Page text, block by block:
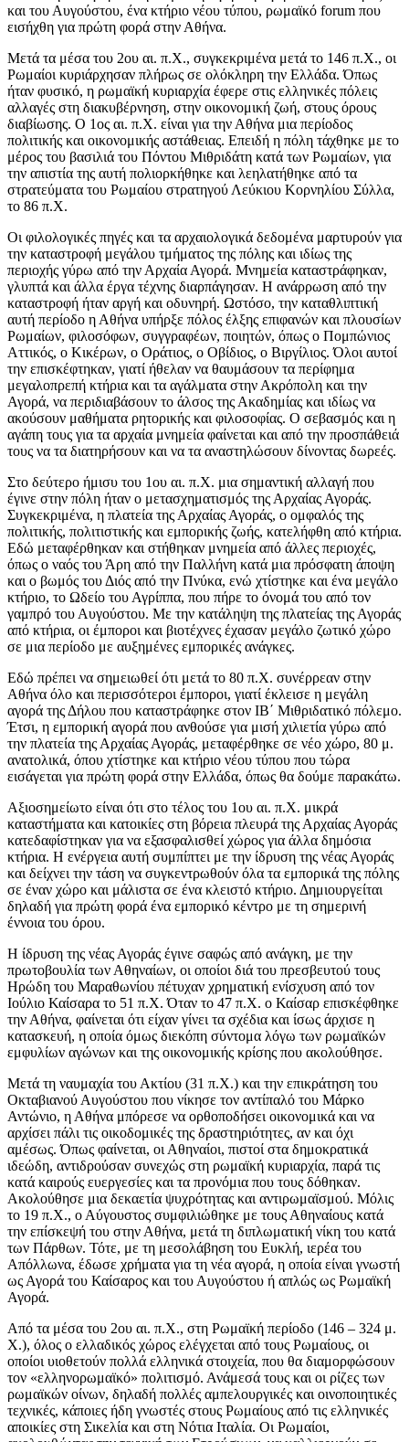
και του Αυγούστου, ένα κτήριο νέου τύπου, ρωμαϊκό forum που
εισήχθη για πρώτη φορά στην Αθήνα.
Μετά τα μέσα του 2ου αι. π.Χ., συγκεκριμένα μετά το 146 π.Χ., οι
Ρωμαίοι κυριάρχησαν πλήρως σε ολόκληρη την Ελλάδα. Όπως
ήταν φυσικό, η ρωμαϊκή κυριαρχία έφερε στις ελληνικές πόλεις
αλλαγές στη διακυβέρνηση, στην οικονομική ζωή, στους όρους
διαβίωσης. Ο 1ος αι. π.Χ. είναι για την Αθήνα μια περίοδος
πολιτικής και οικονομικής αστάθειας. Επειδή η πόλη τάχθηκε με το
μέρος του βασιλιά του Πόντου Μιθριδάτη κατά των Ρωμαίων, για
την απιστία της αυτή πολιορκήθηκε και λεηλατήθηκε από τα
στρατεύματα του Ρωμαίου στρατηγού Λεύκιου Κορνηλίου Σύλλα,
το 86 π.Χ.
Οι φιλολογικές πηγές και τα αρχαιολογικά δεδομένα μαρτυρούν για
την καταστροφή μεγάλου τμήματος της πόλης και ιδίως της
περιοχής γύρω από την Αρχαία Αγορά. Μνημεία καταστράφηκαν,
γλυπτά και άλλα έργα τέχνης διαρπάγησαν. Η ανάρρωση από την
καταστροφή ήταν αργή και οδυνηρή. Ωστόσο, την καταθλιπτική
αυτή περίοδο η Αθήνα υπήρξε πόλος έλξης επιφανών και πλουσίων
Ρωμαίων, φιλοσόφων, συγγραφέων, ποιητών, όπως ο Πομπώνιος
Αττικός, ο Κικέρων, ο Οράτιος, ο Οβίδιος, ο Βιργίλιος. Όλοι αυτοί
την επισκέφτηκαν, γιατί ήθελαν να θαυμάσουν τα περίφημα
μεγαλοπρεπή κτήρια και τα αγάλματα στην Ακρόπολη και την
Αγορά, να περιδιαβάσουν το άλσος της Ακαδημίας και ιδίως να
ακούσουν μαθήματα ρητορικής και φιλοσοφίας. Ο σεβασμός και η
αγάπη τους για τα αρχαία μνημεία φαίνεται και από την προσπάθειά
τους να τα διατηρήσουν και να τα αναστηλώσουν δίνοντας δωρεές.
Στο δεύτερο ήμισυ του 1ου αι. π.Χ. μια σημαντική αλλαγή που
έγινε στην πόλη ήταν ο μετασχηματισμός της Αρχαίας Αγοράς.
Συγκεκριμένα, η πλατεία της Αρχαίας Αγοράς, ο ομφαλός της
πολιτικής, πολιτιστικής και εμπορικής ζωής, κατελήφθη από κτήρια.
Εδώ μεταφέρθηκαν και στήθηκαν μνημεία από άλλες περιοχές,
όπως ο ναός του Άρη από την Παλλήνη κατά μια πρόσφατη άποψη
και ο βωμός του Διός από την Πνύκα, ενώ χτίστηκε και ένα μεγάλο
κτήριο, το Ωδείο του Αγρίππα, που πήρε το όνομά του από τον
γαμπρό του Αυγούστου. Με την κατάληψη της πλατείας της Αγοράς
από κτήρια, οι έμποροι και βιοτέχνες έχασαν μεγάλο ζωτικό χώρο
σε μια περίοδο με αυξημένες εμπορικές ανάγκες.
Εδώ πρέπει να σημειωθεί ότι μετά το 80 π.Χ. συνέρρεαν στην
Αθήνα όλο και περισσότεροι έμποροι, γιατί έκλεισε η μεγάλη
αγορά της Δήλου που καταστράφηκε στον ΙΒ΄ Μιθριδατικό πόλεμο.
Έτσι, η εμπορική αγορά που ανθούσε για μισή χιλιετία γύρω από
την πλατεία της Αρχαίας Αγοράς, μεταφέρθηκε σε νέο χώρο, 80 μ.
ανατολικά, όπου χτίστηκε και κτήριο νέου τύπου που τώρα
εισάγεται για πρώτη φορά στην Ελλάδα, όπως θα δούμε παρακάτω.
Αξιοσημείωτο είναι ότι στο τέλος του 1ου αι. π.Χ. μικρά
καταστήματα και κατοικίες στη βόρεια πλευρά της Αρχαίας Αγοράς
κατεδαφίστηκαν για να εξασφαλισθεί χώρος για άλλα δημόσια
κτήρια. Η ενέργεια αυτή συμπίπτει με την ίδρυση της νέας Αγοράς
και δείχνει την τάση να συγκεντρωθούν όλα τα εμπορικά της πόλης
σε έναν χώρο και μάλιστα σε ένα κλειστό κτήριο. Δημιουργείται
δηλαδή για πρώτη φορά ένα εμπορικό κέντρο με τη σημερινή
έννοια του όρου.
Η ίδρυση της νέας Αγοράς έγινε σαφώς από ανάγκη, με την
πρωτοβουλία των Αθηναίων, οι οποίοι διά του πρεσβευτού τους
Ηρώδη του Μαραθωνίου πέτυχαν χρηματική ενίσχυση από τον
Ιούλιο Καίσαρα το 51 π.Χ. Όταν το 47 π.Χ. ο Καίσαρ επισκέφθηκε
την Αθήνα, φαίνεται ότι είχαν γίνει τα σχέδια και ίσως άρχισε η
κατασκευή, η οποία όμως διεκόπη σύντομα λόγω των ρωμαϊκών
εμφυλίων αγώνων και της οικονομικής κρίσης που ακολούθησε.
Μετά τη ναυμαχία του Ακτίου (31 π.Χ.) και την επικράτηση του
Οκταβιανού Αυγούστου που νίκησε τον αντίπαλό του Μάρκο
Αντώνιο, η Αθήνα μπόρεσε να ορθοποδήσει οικονομικά και να
αρχίσει πάλι τις οικοδομικές της δραστηριότητες, αν και όχι
αμέσως. Όπως φαίνεται, οι Αθηναίοι, πιστοί στα δημοκρατικά
ιδεώδη, αντιδρούσαν συνεχώς στη ρωμαϊκή κυριαρχία, παρά τις
κατά καιρούς ευεργεσίες και τα προνόμια που τους δόθηκαν.
Ακολούθησε μια δεκαετία ψυχρότητας και αντιρωμαϊσμού. Μόλις
το 19 π.Χ., ο Αύγουστος συμφιλιώθηκε με τους Αθηναίους κατά
την επίσκεψή του στην Αθήνα, μετά τη διπλωματική νίκη του κατά
των Πάρθων. Τότε, με τη μεσολάβηση του Ευκλή, ιερέα του
Απόλλωνα, έδωσε χρήματα για τη νέα αγορά, η οποία είναι γνωστή
ως Αγορά του Καίσαρος και του Αυγούστου ή απλώς ως Ρωμαϊκή
Αγορά.
Από τα μέσα του 2ου αι. π.Χ., στη Ρωμαϊκή περίοδο (146 – 324 μ.
Χ.), όλος ο ελλαδικός χώρος ελέγχεται από τους Ρωμαίους, οι
οποίοι υιοθετούν πολλά ελληνικά στοιχεία, που θα διαμορφώσουν
τον «ελληνορωμαϊκό» πολιτισμό. Ανάμεσά τους και οι ρίζες των
ρωμαϊκών οίνων, δηλαδή πολλές αμπελουργικές και οινοποιητικές
τεχνικές, κάποιες ήδη γνωστές στους Ρωμαίους από τις ελληνικές
αποικίες στη Σικελία και στη Νότια Ιταλία. Οι Ρωμαίοι,